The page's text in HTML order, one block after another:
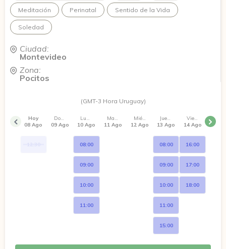
Meditación Perinatal Sentido de la Vida
Soledad
Ciudad:
Montevideo
Zona:
Pocitos
(GMT-3 Hora Uruguay)
Hoy
08 Ago
Domingo
09 Ago
Lunes
10 Ago
08:00
09:00
10:00
11:00
Martes
11 Ago
Miércoles
12 Ago
Jueves
13 Ago
08:00
09:00
10:00
11:00
15:00
Viernes
14 Ago
16:00
17:00
18:00